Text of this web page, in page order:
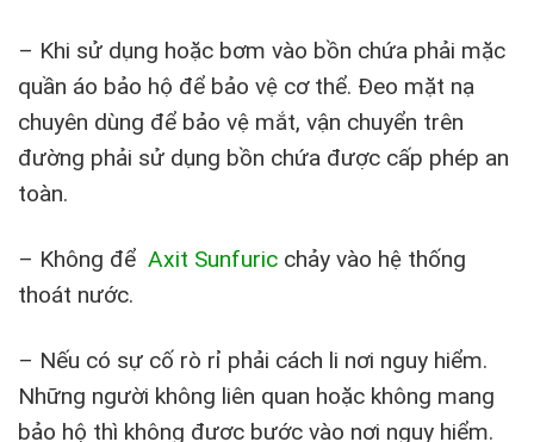
– Khi sử dụng hoặc bơm vào bồn chứa phải mặc
quần áo bảo hộ để bảo vệ cơ thể. Đeo mặt nạ
chuyên dùng để bảo vệ mắt, vận chuyển trên
đường phải sử dụng bồn chứa được cấp phép an
toàn.
– Không để Axit Sunfuric chảy vào hệ thống
thoát nước.
– Nếu có sự cố rò rỉ phải cách li nơi nguy hiểm.
Những người không liên quan hoặc không mang
bảo hộ thì không được bước vào nơi nguy hiểm.